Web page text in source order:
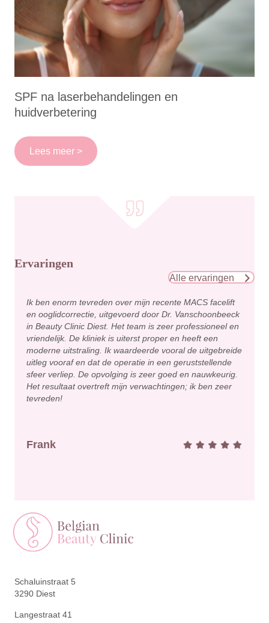
SPF na laserbehandelingen en
huidverbetering
Lees meer >
Ervaringen
Alle ervaringen
Ik ben enorm tevreden over mijn recente MACS facelift
en ooglidcorrectie, uitgevoerd door Dr. Vanschoonbeeck
in Beauty Clinic Diest. Het team is zeer professioneel en
vriendelijk. De kliniek is uiterst proper en heeft een
moderne uitstraling. Ik waardeerde vooral de uitgebreide
uitleg vooraf en dat de operatie in een geruststellende
sfeer verliep. De opvolging is zeer goed en nauwkeurig.
Het resultaat overtreft mijn verwachtingen; ik ben zeer
tevreden!
Frank
Schaluinstraat 5
3290 Diest
Langestraat 41